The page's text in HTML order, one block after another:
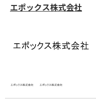
エポックス株式会社